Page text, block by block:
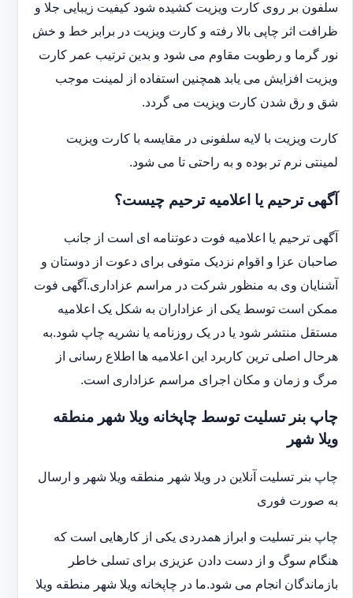
سلفون بر روی کارت ویزیت کشیده شود کیفیت زیبایی جلا و
ظرافت اثر چاپی بالا رفته و کارت ویزیت در برابر خط و خش
نور گرما و رطوبت مقاوم می شود و بدین ترتیب عمر کارت
ویزیت افزایش می یابد همچنین استفاده از لمینت موجب
شق و رق شدن کارت ویزیت می گردد.
کارت ویزیت با لایه سلفونی در مقایسه با کارت ویزیت
لمینتی نرم تر بوده و به راحتی تا می شود.
آگهی ترحیم یا اعلامیه ترحیم چیست؟
آگهی ترحیم یا اعلامیه فوت دعوتنامه ای است از جانب
صاحبان عزا و اقوام نزدیک متوفی برای دعوت از دوستان و
آشنایان وی به منظور شرکت در مراسم عزاداری.آگهی فوت
ممکن است توسط یکی از عزاداران به شکل یک اعلامیه
مستقل منتشر شود یا در یک روزنامه یا نشریه چاپ شود.به
هرحال اصلی ترین کاربرد این اعلامیه ها اطلاع رسانی از
مرگ و زمان و مکان اجرای مراسم عزاداری است.
چاپ بنر تسلیت توسط چاپخانه ویلا شهر منطقه
ویلا شهر
چاپ بنر تسلیت آنلاین در ویلا شهر منطقه ویلا شهر و ارسال
به صورت فوری
چاپ بنر تسلیت و ابراز همدردی یکی از کارهایی است که
هنگام سوگ و از دست دادن عزیزی برای تسلی خاطر
بازماندگان انجام می شود.ما در چاپخانه ویلا شهر منطقه ویلا